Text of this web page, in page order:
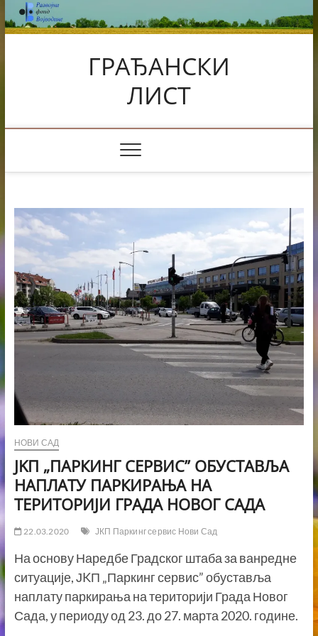
Skip
to
content
ГРАЂАНСКИ
ЛИСТ
НОВИ САД
ЈKП „ПАРКИНГ СЕРВИС” ОБУСТАВЉА
НАПЛАТУ ПАРКИРАЊА НА
ТЕРИТОРИЈИ ГРАДА НОВОГ САДА
22.03.2020 ЈКП Паркинг сервис Нови Сад
На основу Наредбе Градског штаба за ванредне
ситуације, ЈKП „Паркинг сервис” обуставља
наплату паркирања на територији Града Новог
Сада, у периоду од 23. до 27. марта 2020. године.